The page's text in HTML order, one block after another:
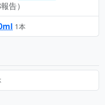
告）
1本